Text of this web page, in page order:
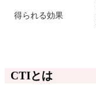
得られる効果
CTIとは